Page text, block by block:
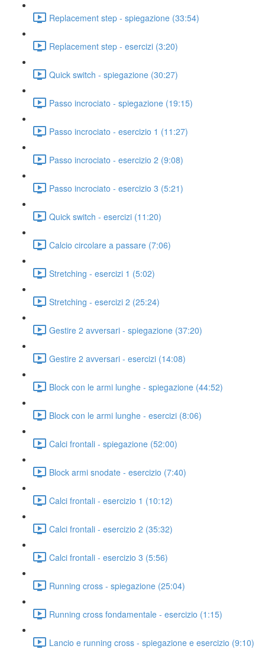
Replacement step - spiegazione (33:54)
Replacement step - esercizi (3:20)
Quick switch - spiegazione (30:27)
Passo incrociato - spiegazione (19:15)
Passo incrociato - esercizio 1 (11:27)
Passo incrociato - esercizio 2 (9:08)
Passo incrociato - esercizio 3 (5:21)
Quick switch - esercizi (11:20)
Calcio circolare a passare (7:06)
Stretching - esercizi 1 (5:02)
Stretching - esercizi 2 (25:24)
Gestire 2 avversari - spiegazione (37:20)
Gestire 2 avversari - esercizi (14:08)
Block con le armi lunghe - spiegazione (44:52)
Block con le armi lunghe - esercizi (8:06)
Calci frontali - spiegazione (52:00)
Block armi snodate - esercizio (7:40)
Calci frontali - esercizio 1 (10:12)
Calci frontali - esercizio 2 (35:32)
Calci frontali - esercizio 3 (5:56)
Running cross - spiegazione (25:04)
Running cross fondamentale - esercizio (1:15)
Lancio e running cross - spiegazione e esercizio (9:10)